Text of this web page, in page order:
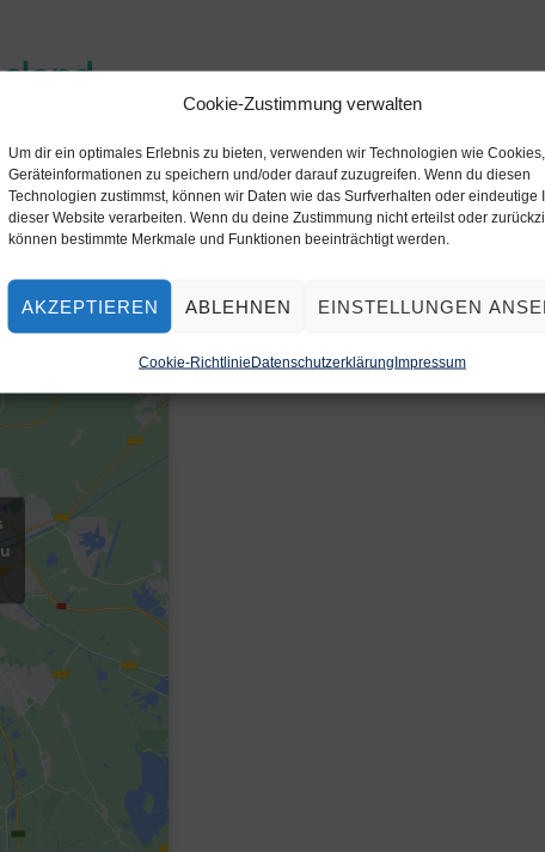
Cookie-Zustimmung verwalten
Um dir ein optimales Erlebnis zu bieten, verwenden wir Technologien wie
Geräteinformationen zu speichern und/oder darauf zuzugreifen. Wenn du diesen
Technologien zustimmst, können wir Daten wie das Surfverhalten oder eindeutige
dieser Website verarbeiten. Wenn du deine Zustimmung nicht erteilst oder
können bestimmte Merkmale und Funktionen beeinträchtigt werden.
AKZEPTIEREN ABLEHNEN EINSTELLUNGEN
Cookie-RichtlinieDatenschutzerklärungImpressum
)